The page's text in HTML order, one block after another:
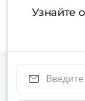
Узнайте